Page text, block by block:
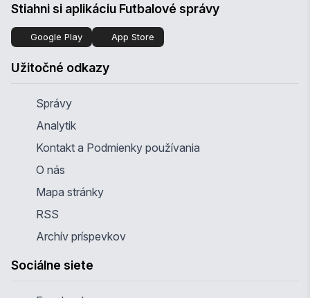
Stiahni si aplikáciu Futbalové správy
Google Play App Store
Užitočné odkazy
Správy
Analytik
Kontakt a Podmienky používania
O nás
Mapa stránky
RSS
Archív príspevkov
Sociálne siete